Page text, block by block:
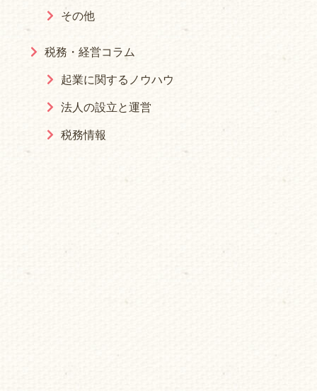
その他
税務・経営コラム
起業に関するノウハウ
法人の設立と運営
税務情報